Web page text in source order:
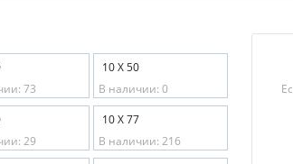
73
10 Х 50
В наличии: 0
29
10 Х 77
В наличии: 216